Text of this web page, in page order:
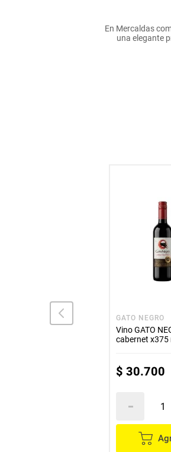
En Mercaldas
una elegante
DE LIRIA GATO NEGRO
Vino GATO
cabernet x375
$ 30.700